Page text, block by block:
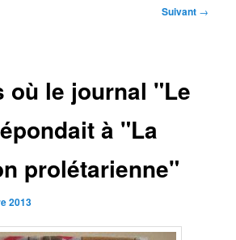
Suivant →
où le journal "Le
à "La
prolétarienne"
2013